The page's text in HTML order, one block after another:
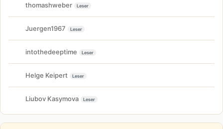
thomashweber Leser
Juergen1967 Leser
intothedeeptime Leser
Helge Keipert Leser
Liubov Kasymova Leser